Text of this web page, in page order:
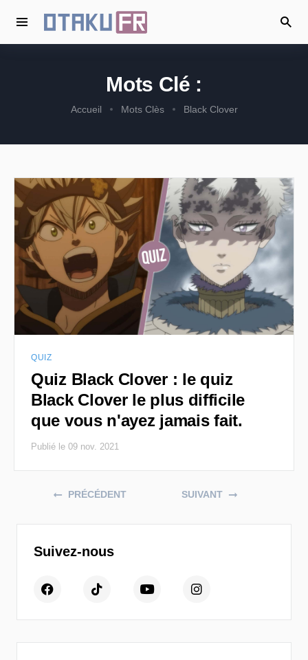
Mots Clé :
Accueil Mots Clès Black Clover
QUIZ
Quiz Black Clover : le quiz
Black Clover le plus difficile
que vous n'ayez jamais fait.
Publié le 09 nov. 2021
Posts navigation
PRÉCÉDENT SUIVANT
Suivez-nous